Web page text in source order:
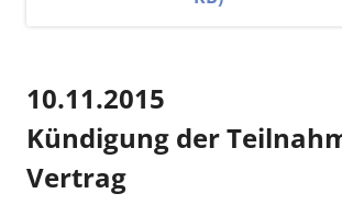
10.11.2015
Kündigung der
Vertrag